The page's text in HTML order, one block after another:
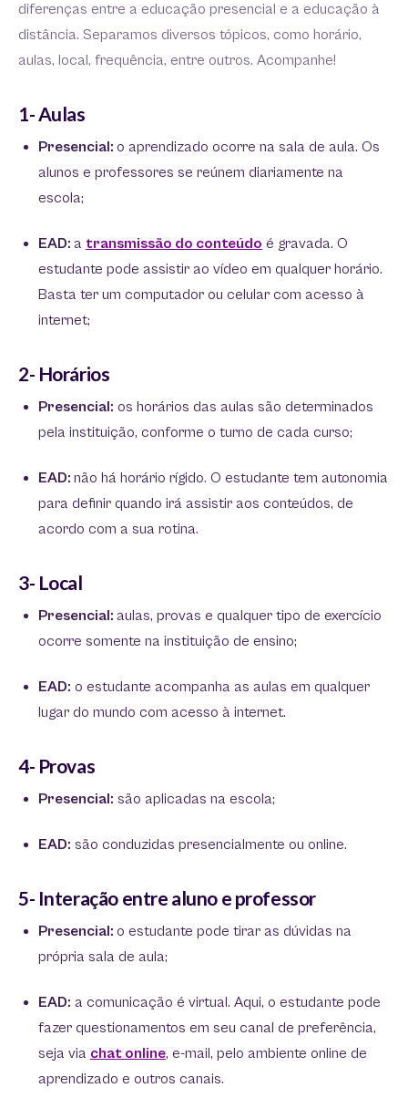
diferenças entre a educação presencial e a educação à
distância. Separamos diversos tópicos, como horário,
aulas, local, frequência, entre outros. Acompanhe!
1- Aulas
Presencial: o aprendizado ocorre na sala de aula. Os
alunos e professores se reúnem diariamente na
escola;
EAD: a transmissão do conteúdo é gravada. O
estudante pode assistir ao vídeo em qualquer horário.
Basta ter um computador ou celular com acesso à
internet;
2- Horários
Presencial: os horários das aulas são determinados
pela instituição, conforme o turno de cada curso;
EAD: não há horário rígido. O estudante tem autonomia
para definir quando irá assistir aos conteúdos, de
acordo com a sua rotina.
3- Local
Presencial: aulas, provas e qualquer tipo de exercício
ocorre somente na instituição de ensino;
EAD: o estudante acompanha as aulas em qualquer
lugar do mundo com acesso à internet.
4- Provas
Presencial: são aplicadas na escola;
EAD: são conduzidas presencialmente ou online.
5- Interação entre aluno e professor
Presencial: o estudante pode tirar as dúvidas na
própria sala de aula;
EAD: a comunicação é virtual. Aqui, o estudante pode
fazer questionamentos em seu canal de preferência,
seja via chat online, e-mail, pelo ambiente online de
aprendizado e outros canais.